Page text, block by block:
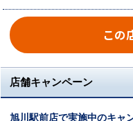
この
店舗キャンペーン
旭川駅前店で実施中のキャ